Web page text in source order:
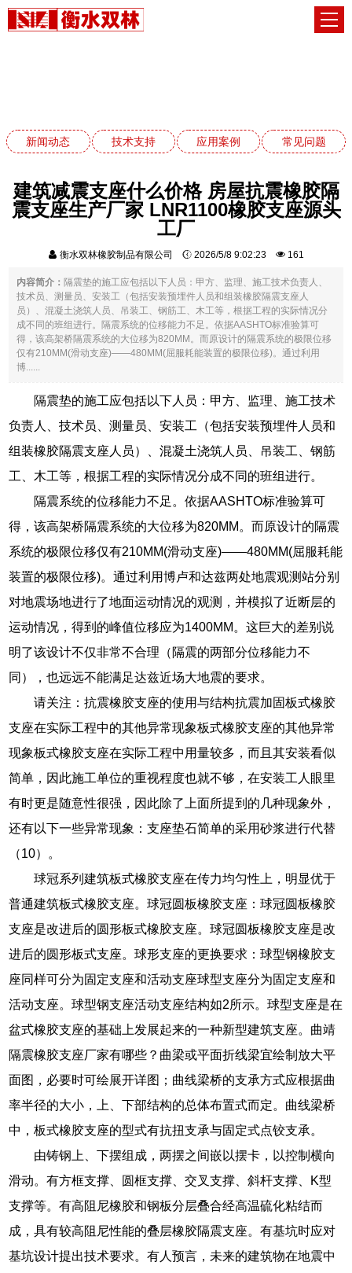
新闻动态 技术支持 应用案例 常见问题
建筑减震支座什么价格 房屋抗震橡胶隔
震支座生产厂家 LNR1100橡胶支座源头
工厂
衡水双林橡胶制品有限公司 2026/5/8 9:02:23 161
内容简介：隔震垫的施工应包括以下人员：甲方、监理、施工技术负责人、
技术员、测量员、安装工（包括安装预埋件人员和组装橡胶隔震支座人
员）、混凝土浇筑人员、吊装工、钢筋工、木工等，根据工程的实际情况分
成不同的班组进行。隔震系统的位移能力不足。依据AASHTO标准验算可
得，该高架桥隔震系统的大位移为820MM。而原设计的隔震系统的极限位移
仅有210MM(滑动支座)——480MM(屈服耗能装置的极限位移)。通过利用
博......
隔震垫的施工应包括以下人员：甲方、监理、施工技术
负责人、技术员、测量员、安装工（包括安装预埋件人员和
组装橡胶隔震支座人员）、混凝土浇筑人员、吊装工、钢筋
工、木工等，根据工程的实际情况分成不同的班组进行。
隔震系统的位移能力不足。依据AASHTO标准验算可
得，该高架桥隔震系统的大位移为820MM。而原设计的隔震
系统的极限位移仅有210MM(滑动支座)——480MM(屈服耗能
装置的极限位移)。通过利用博卢和达兹两处地震观测站分别
对地震场地进行了地面运动情况的观测，并模拟了近断层的
运动情况，得到的峰值位移应为1400MM。这巨大的差别说
明了该设计不仅非常不合理（隔震的两部分位移能力不
同），也远远不能满足达兹近场大地震的要求。
请关注：抗震橡胶支座的使用与结构抗震加固板式橡胶
支座在实际工程中的其他异常现象板式橡胶支座的其他异常
现象板式橡胶支座在实际工程中用量较多，而且其安装看似
简单，因此施工单位的重视程度也就不够，在安装工人眼里
有时更是随意性很强，因此除了上面所提到的几种现象外，
还有以下一些异常现象：支座垫石简单的采用砂浆进行代替
（10）。
球冠系列建筑板式橡胶支座在传力均匀性上，明显优于
普通建筑板式橡胶支座。球冠圆板橡胶支座：球冠圆板橡胶
支座是改进后的圆形板式橡胶支座。球冠圆板橡胶支座是改
进后的圆形板式支座。球形支座的更换要求：球型钢橡胶支
座同样可分为固定支座和活动支座球型支座分为固定支座和
活动支座。球型钢支座活动支座结构如2所示。球型支座是在
盆式橡胶支座的基础上发展起来的一种新型建筑支座。曲靖
隔震橡胶支座厂家有哪些？曲梁或平面折线梁宜绘制放大平
面图，必要时可绘展开详图；曲线梁桥的支承方式应根据曲
率半径的大小，上、下部结构的总体布置式而定。曲线梁桥
中，板式橡胶支座的型式有抗扭支承与固定式点铰支承。
由铸钢上、下摆组成，两摆之间嵌以摆卡，以控制横向
滑动。有方框支撑、圆框支撑、交叉支撑、斜杆支撑、K型
支撑等。有高阻尼橡胶和钢板分层叠合经高温硫化粘结而
成，具有较高阻尼性能的叠层橡胶隔震支座。有基坑时应对
基坑设计提出技术要求。有人预言，未来的建筑物在地震中